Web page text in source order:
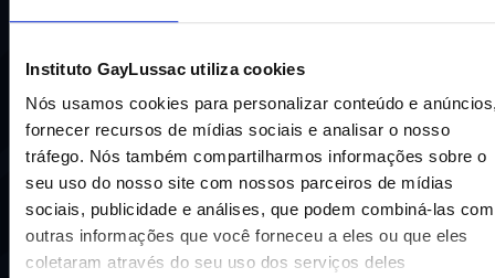
Instituto GayLussac utiliza cookies
Nós usamos cookies para personalizar conteúdo e
fornecer recursos de mídias sociais e analisar o nosso
tráfego. Nós também compartilharmos informações sobre o
seu uso do nosso site com nossos parceiros de mídias
sociais, publicidade e análises, que podem combiná-las com
outras informações que você forneceu a eles ou que eles
coletaram através do seu uso dos serviços deles
Uma escola com mais de 70 anos de tradição e
compromisso de oferecer aos nossos alunos uma
educação inovadora e de vanguarda. A excelência está em
nosso DNA e por isso temos 16 anos como líderes do
ENEM em Niterói, somos a segunda melhor escola do